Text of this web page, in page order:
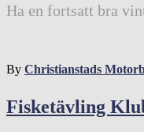
Ha en fortsatt bra
By Christianstads
Fisketävling